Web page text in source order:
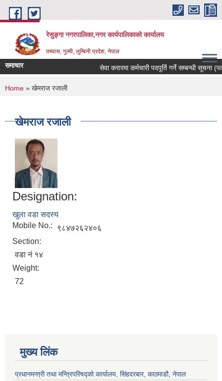
Skip to main content
रेसुङ्गा नगरपालिका,नगर कार्यपालिकाको कार्यालय
तम्घास, गुल्मी, लुम्बिनी प्रदेश, नेपाल
समाचार सेवा करारमा कर्मचारी पदपूर्ति गर्ने सम्बन्धी सूचना
You are here
Home » खेमराज रजाली
खेमराज रजाली
Designation:
खुला वडा सदस्य
Mobile No.:
९८४७२६२४०६
Section:
वडा नं १४
Weight:
72
मुख्य लिंक
प्रधानमन्त्री तथा मन्त्रिपरिषद्को कार्यालय, सिंहदरबार, काठमाडौ, नेपाल